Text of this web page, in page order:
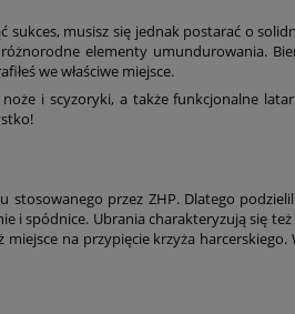
musisz się jednak postarać o
elementy umundurowania.
we właściwe miejsce.
i scyzoryki, a także funkcjonalne
przez ZHP. Dlatego
spódnice. Ubrania charakteryzują się też
na przypięcie krzyża